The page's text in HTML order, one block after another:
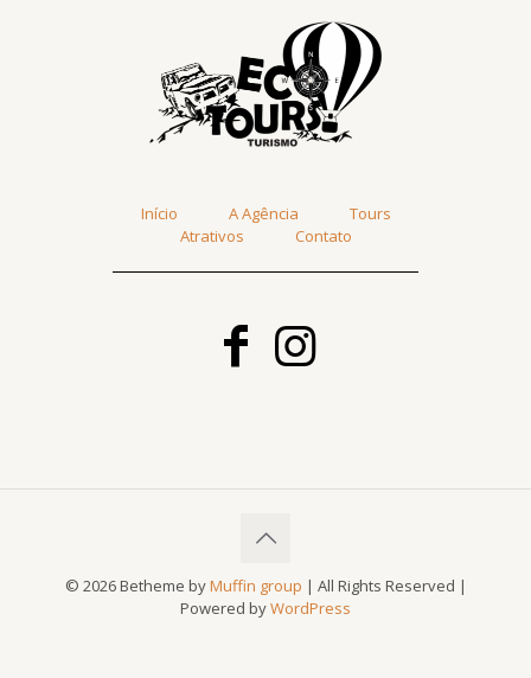
Início A Agência
Tours
Atrativos
Contato
© 2026 Betheme byMuffin group | All Rights Reserved |
Powered byWordPress